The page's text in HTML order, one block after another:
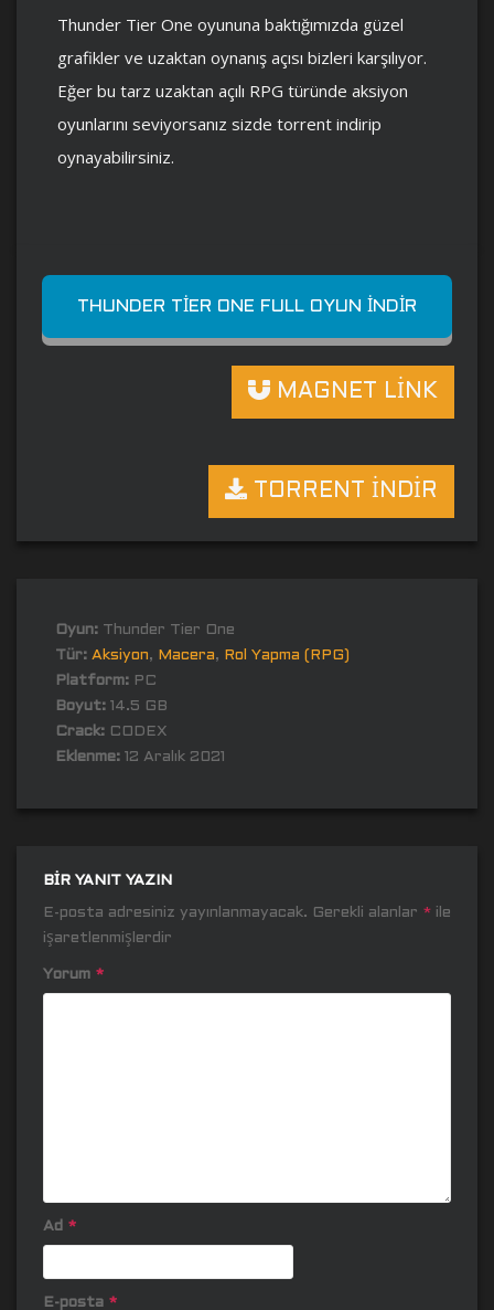
Thunder Tier One oyununa baktığımızda güzel
grafikler ve uzaktan oynanış açısı bizleri karşılıyor.
Eğer bu tarz uzaktan açılı RPG türünde aksiyon
oyunlarını seviyorsanız sizde torrent indirip
oynayabilirsiniz.
THUNDER TIER ONE FULL OYUN İNDIR
MAGNET LİNK
TORRENT İNDİR
Oyun: Thunder Tier One
Tür: Aksiyon, Macera,
Rol Yapma (RPG)
Platform: PC
Boyut: 14.5 GB
Crack: CODEX
Eklenme: 12 Aralık 2021
BIR YANIT YAZIN
E-posta adresiniz yayınlanmayacak. Gerekli alanlar * ile
işaretlenmişlerdir
Yorum *
Ad *
E-posta *